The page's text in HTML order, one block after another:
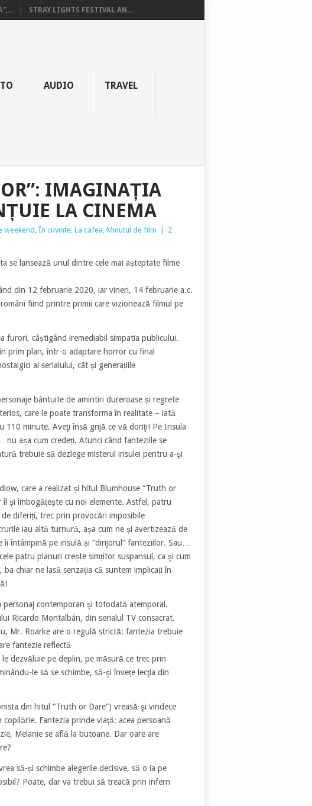
STRAY LIGHTS FESTIVAL AN...
AUDIO TRAVEL
IMAGINAȚIA
LA CINEMA
weekend, În cuvinte, La cafea, Minutul de film
2
se lansează unul dintre cele mai așteptate filme
din 12 februarie 2020, iar vineri, 14 februarie a.c.
fiind printre primii care vizionează filmul pe
furori, câștigând iremediabil simpatia publicului.
prim plan, într-o adaptare horror cu final
ai serialului, cât și generațiile
bântuite de amintiri dureroase și regrete
care le poate transforma în realitate – iată
110 minute. Aveţi însă grijă ce vă doriţi! Pe Insula
așa cum credeți. Atunci când fanteziile se
trebuie să dezlege misterul insulei pentru a-şi
care a realizat și hitul Blumhouse “Truth or
îl și îmbogățește cu noi elemente. Astfel, patru
diferiți, trec prin provocări imposibile
iau altă turnură, așa cum ne și avertizează de
întâmpină pe insulă și “dirijorul” fanteziilor. Sau…
patru planuri crește simțitor suspansul, ca şi cum
chiar ne lasă senzația că suntem implicați în
contemporan şi totodată atemporal.
Ricardo Montalbán, din serialul TV consacrat.
Mr. Roarke are o regulă strictă: fantezia trebuie
fantezie reflectă
dezvăluie pe deplin, pe măsură ce trec prin
le să se schimbe, să-şi învețe lecţia din
din hitul “Truth or Dare”) vreasă-şi vindece
Fantezia prinde viaţă: acea persoană
Melanie se află la butoane. Dar oare are
să-și schimbe alegerile decisive, să o ia pe
Poate, dar va trebui să treacă prin infern